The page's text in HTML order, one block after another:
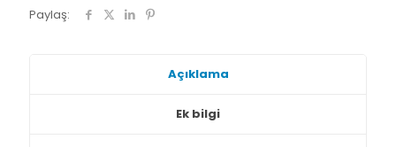
Paylaş:
Açıklama
Ek bilgi